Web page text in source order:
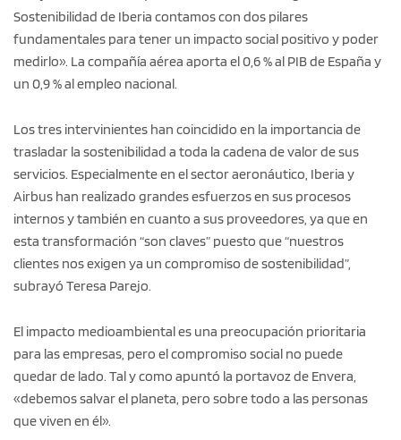
Sostenibilidad de Iberia contamos con dos pilares
fundamentales para tener un impacto social positivo y poder
medirlo». La compañía aérea aporta el 0,6 % al PIB de España y
un 0,9 % al empleo nacional.
Los tres intervinientes han coincidido en la importancia de
trasladar la sostenibilidad a toda la cadena de valor de sus
servicios. Especialmente en el sector aeronáutico, Iberia y
Airbus han realizado grandes esfuerzos en sus procesos
internos y también en cuanto a sus proveedores, ya que en
esta transformación “son claves” puesto que “nuestros
clientes nos exigen ya un compromiso de sostenibilidad”,
subrayó Teresa Parejo.
El impacto medioambiental es una preocupación prioritaria
para las empresas, pero el compromiso social no puede
quedar de lado. Tal y como apuntó la portavoz de Envera,
«debemos salvar el planeta, pero sobre todo a las personas
que viven en él».